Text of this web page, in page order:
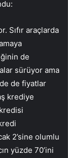
Sıfır araçlarda
de
sürüyor ama
de fiyatlar
krediye
2’sine olumlu
yüzde 70’ini